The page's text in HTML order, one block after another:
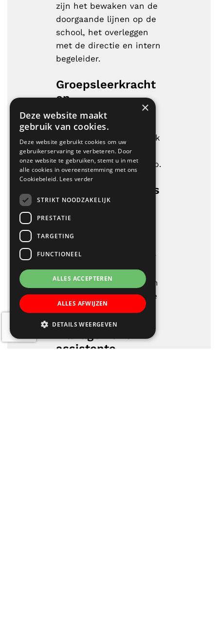
zijn het bewaken van de
doorgaande lijnen op de
school, het overleggen
met de directie en intern
begeleider.
Groepsleerkracht
en
Onze leerkrachten zijn
alleen, of met zijn
tweeën, verantwoordelijk
voor het lesgeven en de
begeleiding van de groep.
Verder kent Lucas
Galecop
ICT-coördinator,
coördinator, coördinator
sociale veiligheid, een
gedragsspecialist en een
specialist meerbegaafde
leerlingen.
assistente
×
Deze website maakt
gebruik van cookies.
Deze website gebruikt cookies om uw
gebruikerservaring te verbeteren. Door
onze website te gebruiken, stemt u in met
alle cookies in overeenstemming met ons
Cookiebeleid. Lees verder
STRIKT NOODZAKELIJK
PRESTATIE
TARGETING
FUNCTIONEEL
ALLES ACCEPTEREN
ALLES AFWIJZEN
DETAILS WEERGEVEN